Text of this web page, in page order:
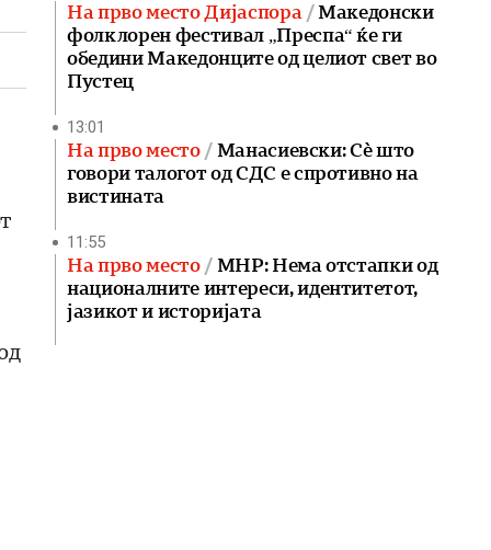
На прво место Дијаспора
Македонски
фолклорен фестивал „Преспа“ ќе ги
обедини Македонците од целиот свет во
Пустец
13:01
На прво место
Манасиевски: Сè што
говори талогот од СДС е спротивно на
вистината
11:55
На прво место
МНР: Нема отстапки од
националните интереси, идентитетот,
јазикот и историјата